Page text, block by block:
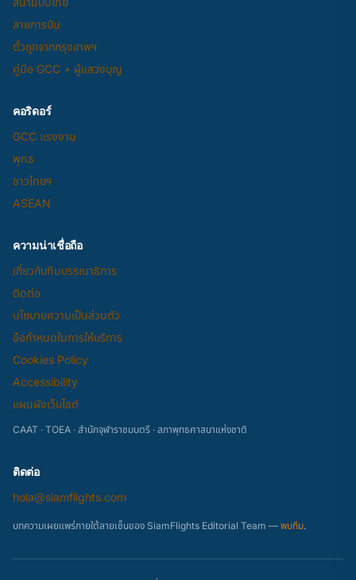
สายการบิน
ตั๋วถูกจากกรุงเทพฯ
คู่มือ GCC + ผู้แสวงบุญ
คอริดอร์
GCC แรงงาน
พุทธ
ชาวไทยฯ
ASEAN
ความน่าเชื่อถือ
เกี่ยวกับทีมบรรณาธิการ
ติดต่อ
นโยบายความเป็นส่วนตัว
ข้อกำหนดในการให้บริการ
Cookies Policy
Accessibility
แผนผังเว็บไซต์
CAAT · TOEA · สำนักจุฬาราชมนตรี · สภาพุทธศาสนาแห่งชาติ
ติดต่อ
hola@siamflights.com
บทความเผยแพร่ภายใต้ลายเซ็นของ SiamFlights Editorial Team — พบทีม.